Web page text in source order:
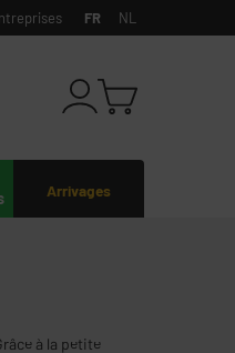
FR NL
Arrivages
à la petite